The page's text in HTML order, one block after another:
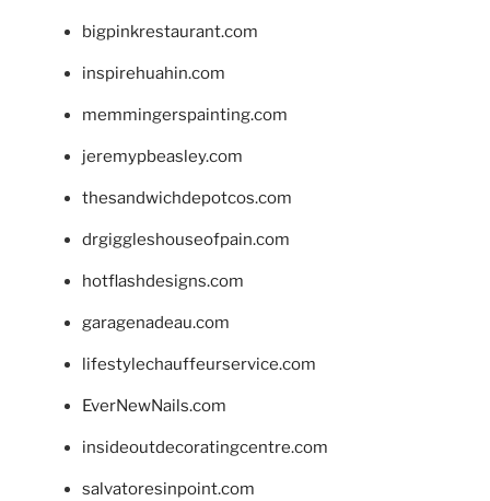
bigpinkrestaurant.com
inspirehuahin.com
memmingerspainting.com
jeremypbeasley.com
thesandwichdepotcos.com
drgiggleshouseofpain.com
hotflashdesigns.com
garagenadeau.com
lifestylechauffeurservice.com
EverNewNails.com
insideoutdecoratingcentre.com
salvatoresinpoint.com